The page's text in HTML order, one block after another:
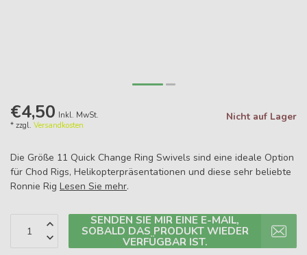
€4,50 Inkl. MwSt.
* zzgl. Versandkosten
Nicht auf Lager
Die Größe 11 Quick Change Ring Swivels sind eine ideale Option
für Chod Rigs, Helikopterpräsentationen und diese sehr beliebte
Ronnie Rig Lesen Sie mehr.
SENDEN SIE MIR EINE E-MAIL,
SOBALD DAS PRODUKT WIEDER
VERFÜGBAR IST.